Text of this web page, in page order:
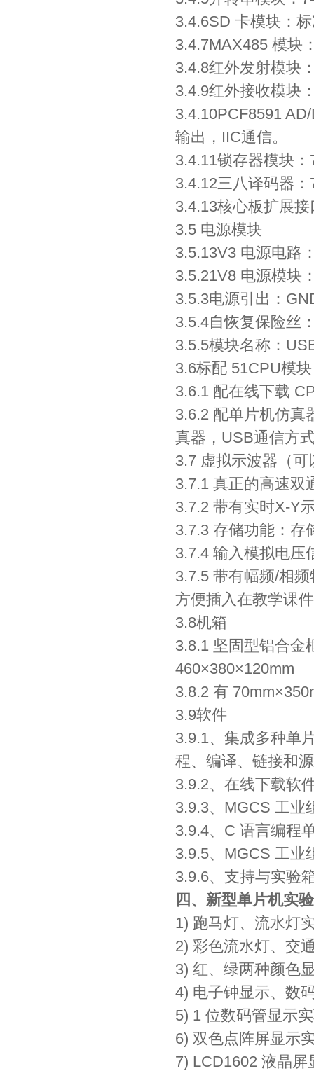
3.4.6SD 卡模块：
3.4.7MAX485 模块
3.4.8红外发射模块
3.4.9红外接收模块
3.4.10PCF8591
输出，IIC通信。
3.4.11锁存器模块
3.4.12三八译码器
3.4.13核心板扩展
3.5 电源模块
3.5.13V3 电源电路
3.5.21V8 电源模块
3.5.3电源引出：
3.5.4自恢复保险丝
3.5.5模块名称：
3.6标配 51CPU模块
3.6.1 配在线下载
3.6.2 配单片机仿真
真器，USB通信方
3.7 虚拟示波器（可
3.7.1 真正的高速双
3.7.2 带有实时X-Y
3.7.3 存储功能：存
3.7.4 输入模拟电压
3.7.5 带有幅频/相
方便插入在教学课
3.8机箱
3.8.1 坚固型铝合金
460×380×120mm
3.8.2 有
3.9软件
3.9.1、集成多种单
程、编译、链接和
3.9.2、在线下载软
3.9.3、MGCS 工业
3.9.4、C 语言编程
3.9.5、MGCS 工业
3.9.6、支持与实验
四、新型单片机实
1) 跑马灯、流水灯
2) 彩色流水灯、交
3) 红、绿两种颜色
4) 电子钟显示、数
5) 1 位数码管显示
6) 双色点阵屏显示
7) LCD1602 液晶